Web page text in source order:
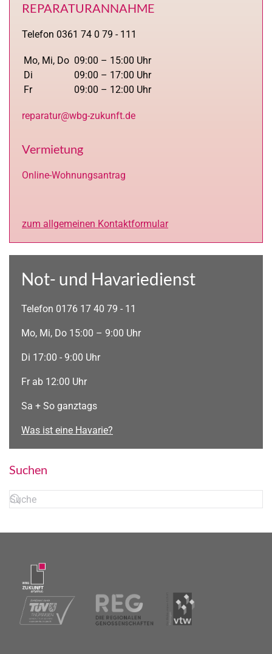
REPARATURANNAHME
Telefon 0361 74 0 79 - 111
Mo, Mi, Do 09:00 – 15:00 Uhr
Di
09:00 – 17:00 Uhr
Fr
09:00 – 12:00 Uhr
reparatur@wbg-zukunft.de
Vermietung
Online-Wohnungsantrag
zum allgemeinen Kontaktformular
Not- und Havariedienst
Telefon 0176 17 40 79 - 11
Mo, Mi, Do 15:00 – 9:00 Uhr
Di 17:00 - 9:00 Uhr
Fr ab 12:00 Uhr
Sa + So ganztags
Was ist eine Havarie?
Suchen